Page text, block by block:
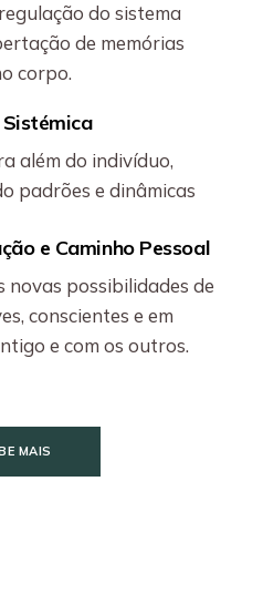
do sistema
de memórias
corpo.
Sistémica
além do indivíduo,
padrões e dinâmicas
e Caminho Pessoal
novas possibilidades de
conscientes e em
e com os outros.
MAIS